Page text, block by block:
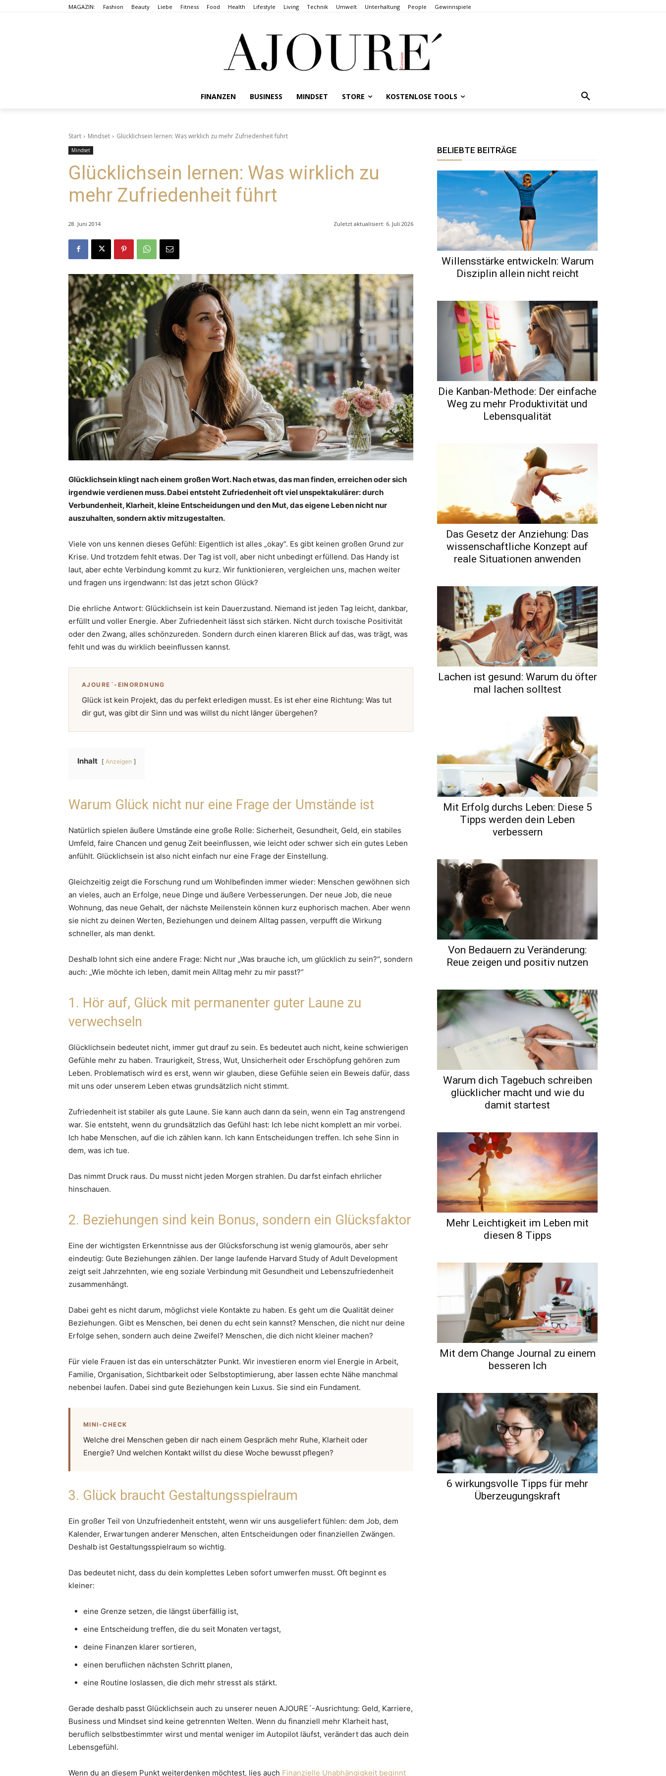
MAGAZIN: Fashion Beauty Liebe Fitness Food Health Lifestyle Living Technik Umwelt Unterhaltung People Gewinnspiele
FINANZEN BUSINESS MINDSET STORE KOSTENLOSE TOOLS
Start Mindset Glücklichsein lernen: Was wirklich zu mehr Zufriedenheit führt
Mindset
Glücklichsein lernen: Was wirklich zu
mehr Zufriedenheit führt
28. Juni 2014 Zuletzt aktualisiert: 6. Juli 2026
Glücklichsein klingt nach einem großen Wort. Nach etwas, das man finden, erreichen oder sich
irgendwie verdienen muss. Dabei entsteht Zufriedenheit oft viel unspektakulärer: durch
Verbundenheit, Klarheit, kleine Entscheidungen und den Mut, das eigene Leben nicht nur
auszuhalten, sondern aktiv mitzugestalten.
Viele von uns kennen dieses Gefühl: Eigentlich ist alles „okay“. Es gibt keinen großen Grund zur
Krise. Und trotzdem fehlt etwas. Der Tag ist voll, aber nicht unbedingt erfüllend. Das Handy ist
laut, aber echte Verbindung kommt zu kurz. Wir funktionieren, vergleichen uns, machen weiter
und fragen uns irgendwann: Ist das jetzt schon Glück?
Die ehrliche Antwort: Glücklichsein ist kein Dauerzustand. Niemand ist jeden Tag leicht, dankbar,
erfüllt und voller Energie. Aber Zufriedenheit lässt sich stärken. Nicht durch toxische Positivität
oder den Zwang, alles schönzureden. Sondern durch einen klareren Blick auf das, was trägt, was
fehlt und was du wirklich beeinflussen kannst.
AJOURE´-EINORDNUNG
Glück ist kein Projekt, das du perfekt erledigen musst. Es ist eher eine Richtung: Was tut
dir gut, was gibt dir Sinn und was willst du nicht länger übergehen?
Inhalt Anzeigen
Warum Glück nicht nur eine Frage der Umstände ist
Natürlich spielen äußere Umstände eine große Rolle: Sicherheit, Gesundheit, Geld, ein stabiles
Umfeld, faire Chancen und genug Zeit beeinflussen, wie leicht oder schwer sich ein gutes Leben
anfühlt. Glücklichsein ist also nicht einfach nur eine Frage der Einstellung.
Gleichzeitig zeigt die Forschung rund um Wohlbefinden immer wieder: Menschen gewöhnen sich
an vieles, auch an Erfolge, neue Dinge und äußere Verbesserungen. Der neue Job, die neue
Wohnung, das neue Gehalt, der nächste Meilenstein können kurz euphorisch machen. Aber wenn
sie nicht zu deinen Werten, Beziehungen und deinem Alltag passen, verpufft die Wirkung
schneller, als man denkt.
Deshalb lohnt sich eine andere Frage: Nicht nur „Was brauche ich, um glücklich zu sein?“, sondern
auch: „Wie möchte ich leben, damit mein Alltag mehr zu mir passt?“
1. Hör auf, Glück mit permanenter guter Laune zu
verwechseln
Glücklichsein bedeutet nicht, immer gut drauf zu sein. Es bedeutet auch nicht, keine schwierigen
Gefühle mehr zu haben. Traurigkeit, Stress, Wut, Unsicherheit oder Erschöpfung gehören zum
Leben. Problematisch wird es erst, wenn wir glauben, diese Gefühle seien ein Beweis dafür, dass
mit uns oder unserem Leben etwas grundsätzlich nicht stimmt.
Zufriedenheit ist stabiler als gute Laune. Sie kann auch dann da sein, wenn ein Tag anstrengend
war. Sie entsteht, wenn du grundsätzlich das Gefühl hast: Ich lebe nicht komplett an mir vorbei.
Ich habe Menschen, auf die ich zählen kann. Ich kann Entscheidungen treffen. Ich sehe Sinn in
dem, was ich tue.
Das nimmt Druck raus. Du musst nicht jeden Morgen strahlen. Du darfst einfach ehrlicher
hinschauen.
2. Beziehungen sind kein Bonus, sondern ein Glücksfaktor
Eine der wichtigsten Erkenntnisse aus der Glücksforschung ist wenig glamourös, aber sehr
eindeutig: Gute Beziehungen zählen. Der lange laufende Harvard Study of Adult Development
zeigt seit Jahrzehnten, wie eng soziale Verbindung mit Gesundheit und Lebenszufriedenheit
zusammenhängt.
Dabei geht es nicht darum, möglichst viele Kontakte zu haben. Es geht um die Qualität deiner
Beziehungen. Gibt es Menschen, bei denen du echt sein kannst? Menschen, die nicht nur deine
Erfolge sehen, sondern auch deine Zweifel? Menschen, die dich nicht kleiner machen?
Für viele Frauen ist das ein unterschätzter Punkt. Wir investieren enorm viel Energie in Arbeit,
Familie, Organisation, Sichtbarkeit oder Selbstoptimierung, aber lassen echte Nähe manchmal
nebenbei laufen. Dabei sind gute Beziehungen kein Luxus. Sie sind ein Fundament.
MINI-CHECK
Welche drei Menschen geben dir nach einem Gespräch mehr Ruhe, Klarheit oder
Energie? Und welchen Kontakt willst du diese Woche bewusst pflegen?
3. Glück braucht Gestaltungsspielraum
Ein großer Teil von Unzufriedenheit entsteht, wenn wir uns ausgeliefert fühlen: dem Job, dem
Kalender, Erwartungen anderer Menschen, alten Entscheidungen oder finanziellen Zwängen.
Deshalb ist Gestaltungsspielraum so wichtig.
Das bedeutet nicht, dass du dein komplettes Leben sofort umwerfen musst. Oft beginnt es
kleiner:
eine Grenze setzen, die längst überfällig ist,
eine Entscheidung treffen, die du seit Monaten vertagst,
deine Finanzen klarer sortieren,
einen beruflichen nächsten Schritt planen,
eine Routine loslassen, die dich mehr stresst als stärkt.
Gerade deshalb passt Glücklichsein auch zu unserer neuen AJOURE´-Ausrichtung: Geld, Karriere,
Business und Mindset sind keine getrennten Welten. Wenn du finanziell mehr Klarheit hast,
beruflich selbstbestimmter wirst und mental weniger im Autopilot läufst, verändert das auch dein
Lebensgefühl.
Wenn du an diesem Punkt weiterdenken möchtest, lies auch Finanzielle Unabhängigkeit beginnt
BELIEBTE BEITRÄGE
Willensstärke entwickeln: Warum
Disziplin allein nicht reicht
Die Kanban-Methode: Der einfache
Weg zu mehr Produktivität und
Lebensqualität
Das Gesetz der Anziehung: Das
wissenschaftliche Konzept auf
reale Situationen anwenden
Lachen ist gesund: Warum du öfter
mal lachen solltest
Mit Erfolg durchs Leben: Diese 5
Tipps werden dein Leben
verbessern
Von Bedauern zu Veränderung:
Reue zeigen und positiv nutzen
Warum dich Tagebuch schreiben
glücklicher macht und wie du
damit startest
Mehr Leichtigkeit im Leben mit
diesen 8 Tipps
Mit dem Change Journal zu einem
besseren Ich
6 wirkungsvolle Tipps für mehr
Überzeugungskraft